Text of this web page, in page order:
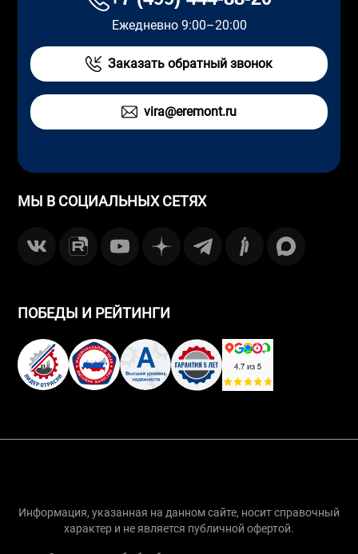
Ежедневно 9:00–20:00
Заказать обратный звонок
vira@eremont.ru
МЫ В СОЦИАЛЬНЫХ СЕТЯХ
ПОБЕДЫ И РЕЙТИНГИ
Информация, указанная на данном сайте, носит справочный
характер и не является публичной офертой.